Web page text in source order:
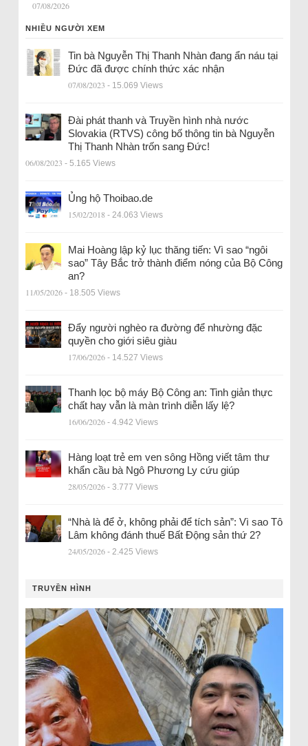
07/08/2026
NHIỀU NGƯỜI XEM
Tin bà Nguyễn Thị Thanh Nhàn đang ẩn náu tại
Đức đã được chính thức xác nhận
07/08/2023 - 15.069 Views
Đài phát thanh và Truyền hình nhà nước
Slovakia (RTVS) công bố thông tin bà Nguyễn
Thị Thanh Nhàn trốn sang Đức!
06/08/2023 - 5.165 Views
Ủng hộ Thoibao.de
15/02/2018 - 24.063 Views
Mai Hoàng lập kỷ lục thăng tiến: Vì sao “ngôi
sao” Tây Bắc trở thành điểm nóng của Bộ Công
an?
11/05/2026 - 18.505 Views
Đẩy người nghèo ra đường để nhường đặc
quyền cho giới siêu giàu
17/06/2026 - 14.527 Views
Thanh lọc bộ máy Bộ Công an: Tinh giản thực
chất hay vẫn là màn trình diễn lấy lệ?
16/06/2026 - 4.942 Views
Hàng loạt trẻ em ven sông Hồng viết tâm thư
khẩn cầu bà Ngô Phương Ly cứu giúp
28/05/2026 - 3.777 Views
“Nhà là để ở, không phải để tích sản”: Vì sao Tô
Lâm không đánh thuế Bất Động sản thứ 2?
24/05/2026 - 2.425 Views
TRUYỀN HÌNH